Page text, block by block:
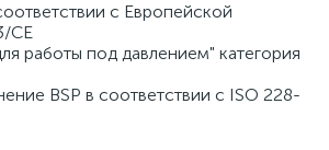
с Европейской
СЕ
работы под давлением" категория
BSP в соответствии с ISO 228-